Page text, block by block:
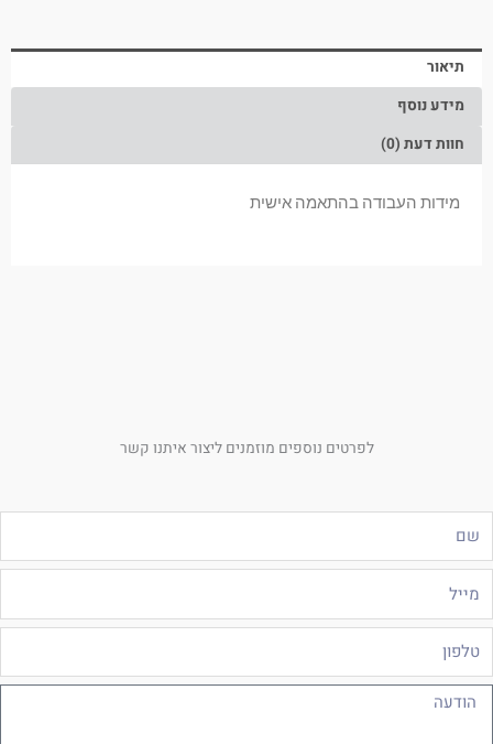
תיאור
מידע נוסף
חוות דעת (0)
מידות העבודה בהתאמה אישית
לפרטים נוספים מוזמנים ליצור איתנו קשר